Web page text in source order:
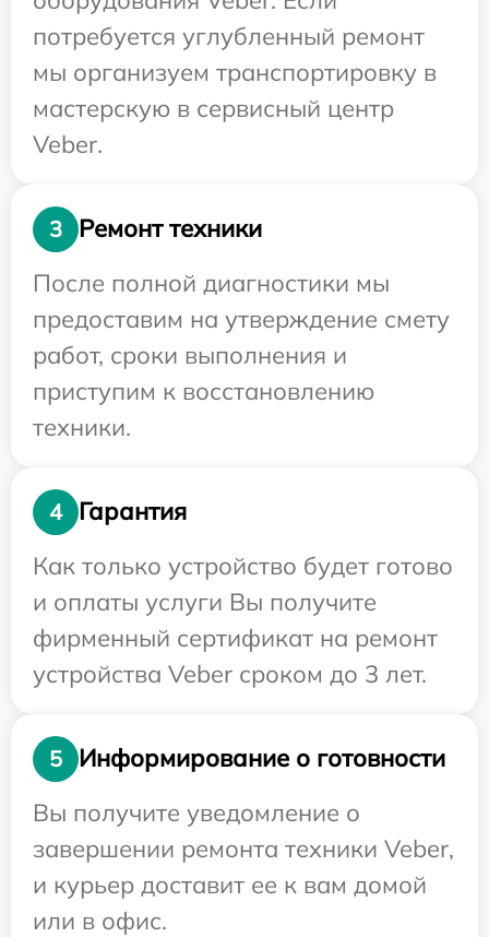
потребуется углубленный ремонт
мы организуем транспортировку в
мастерскую в сервисный центр
Veber.
3
Ремонт техники
После полной диагностики мы
предоставим на утверждение смету
работ, сроки выполнения и
приступим к восстановлению
техники.
4
Гарантия
Как только устройство будет готово
и оплаты услуги Вы получите
фирменный сертификат на ремонт
устройства Veber сроком до 3 лет.
5
Информирование о готовности
Вы получите уведомление о
завершении ремонта техники Veber,
и курьер доставит ее к вам домой
или в офис.